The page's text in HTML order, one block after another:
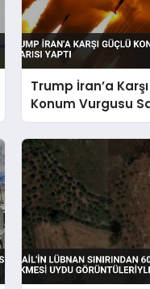
Trump İran’a
Konum Vurgusu
Yaptı